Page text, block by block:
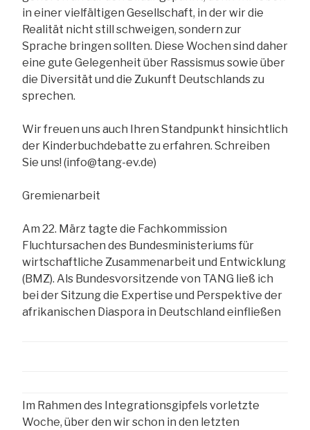
in einer vielfältigen Gesellschaft, in der wir die
Realität nicht still schweigen, sondern zur
Sprache bringen sollten. Diese Wochen sind daher
eine gute Gelegenheit über Rassismus sowie über
die Diversität und die Zukunft Deutschlands zu
sprechen.
Wir freuen uns auch Ihren Standpunkt hinsichtlich
der Kinderbuchdebatte zu erfahren. Schreiben
Sie uns! (info@tang-ev.de)
Gremienarbeit
Am 22. März tagte die Fachkommission
Fluchtursachen des Bundesministeriums für
wirtschaftliche Zusammenarbeit und Entwicklung
(BMZ). Als Bundesvorsitzende von TANG ließ ich
bei der Sitzung die Expertise und Perspektive der
afrikanischen Diaspora in Deutschland einfließen
Im Rahmen des Integrationsgipfels vorletzte
Woche, über den wir schon in den letzten